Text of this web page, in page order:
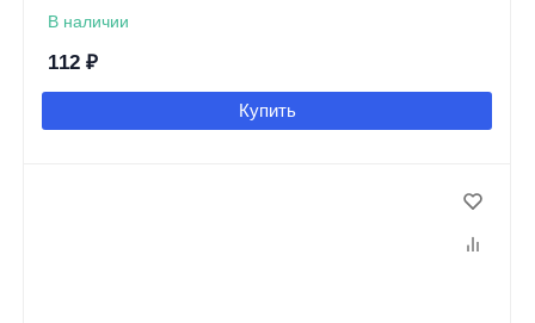
В наличии
112 ₽
Купить